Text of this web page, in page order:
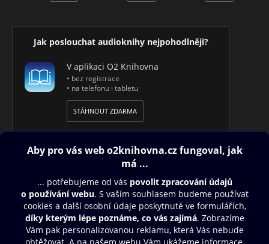
Jak poslouchat audioknihy nejpohodlněji?
V aplikaci O2 Knihovna
• bez registrace
• na telefonu i tabletu
STÁHNOUT ZDARMA
Obsah ke stažení
Moje O2 Knihovna
Další zábava